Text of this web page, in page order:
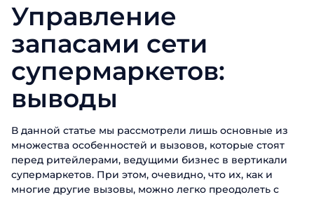
Управление
запасами сети
супермаркетов:
выводы
В данной статье мы рассмотрели лишь основные из
множества особенностей и вызовов, которые стоят
перед ритейлерами, ведущими бизнес в вертикали
супермаркетов. При этом, очевидно, что их, как и
многие другие вызовы, можно легко преодолеть с